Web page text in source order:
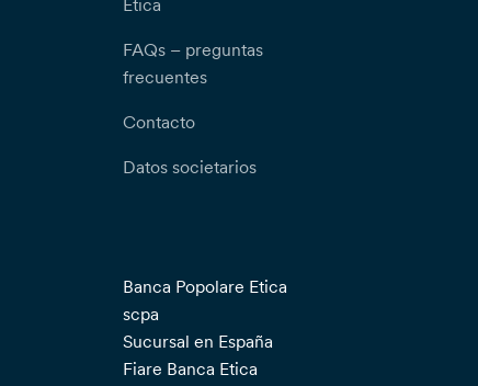
Etica
FAQs – preguntas
frecuentes
Contacto
Datos societarios
Banca Popolare Etica
scpa
Sucursal en España
Fiare Banca Etica